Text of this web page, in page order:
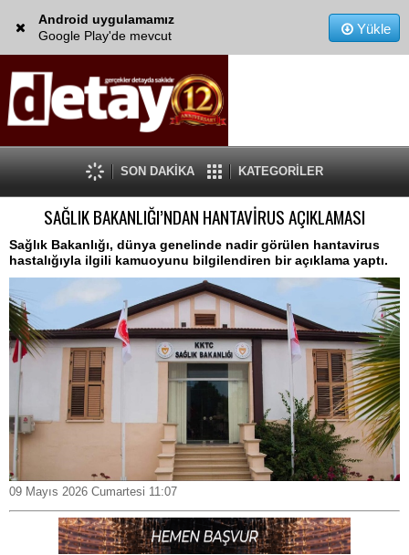
Android uygulamamız
Google Play'de mevcut
Yükle
SON DAKİKA KATEGORİLER
SAĞLIK BAKANLIĞI’NDAN HANTAVİRUS AÇIKLAMASI
Sağlık Bakanlığı, dünya genelinde nadir görülen hantavirus
hastalığıyla ilgili kamuoyunu bilgilendiren bir açıklama yaptı.
09 Mayıs 2026 Cumartesi 11:07